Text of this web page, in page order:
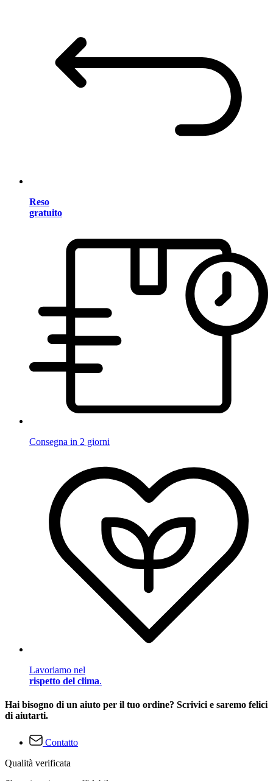
Reso
gratuito
Consegna in 2 giorni
Lavoriamo nel
rispetto del clima.
Hai bisogno di un aiuto per il tuo ordine? Scrivici e saremo felici
di aiutarti.
Contatto
Qualità verificata